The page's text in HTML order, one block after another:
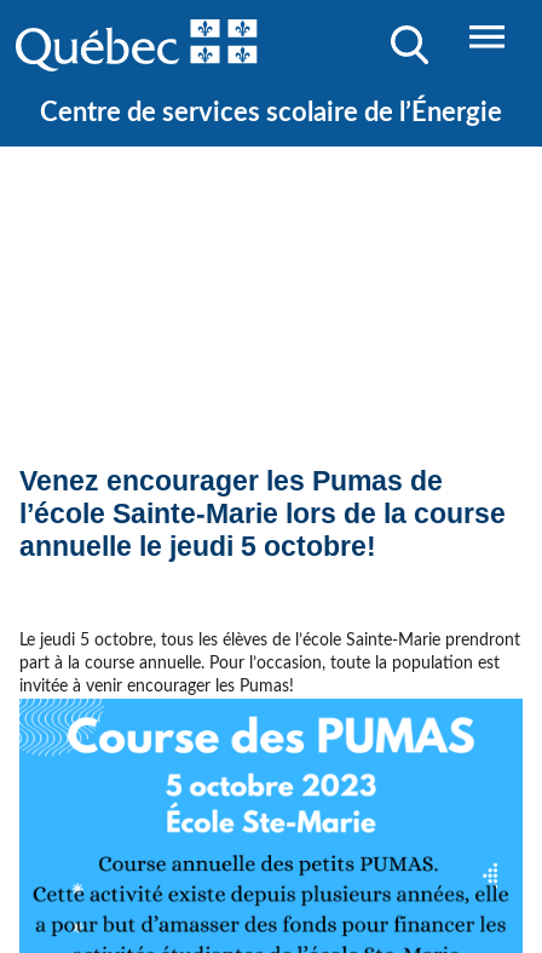
Centre de services scolaire de l’Énergie
Venez encourager les Pumas de
l’école Sainte-Marie lors de la course
annuelle le jeudi 5 octobre!
Le jeudi 5 octobre, tous les élèves de l’école Sainte-Marie prendront
part à la course annuelle. Pour l’occasion, toute la population est
invitée à venir encourager les Pumas!